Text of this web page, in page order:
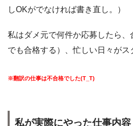
しOKがでなければ書き直し。）
私はダメ元で何件か応募したら
でも合格する）、忙しい日々がス
※翻訳の仕事は不合格でした(T_T)
私が実際にやった仕事内容